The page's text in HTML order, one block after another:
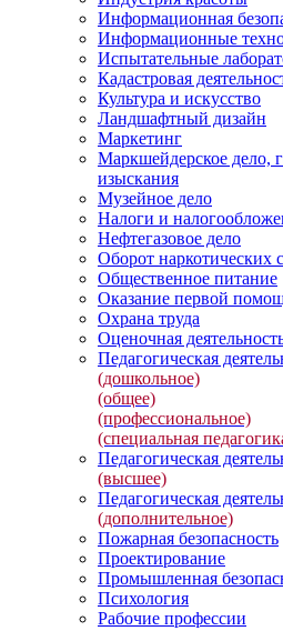
Информационная
Информационные
Испытательные
Кадастровая
Культура и искусство
Ландшафтный дизайн
Маркетинг
Маркшейдерское дело,
изыскания
Музейное дело
Налоги и
Нефтегазовое дело
Оборот наркотических
Общественное питание
Оказание первой
Охрана труда
Оценочная
Педагогическая
(дошкольное)
(общее)
(профессиональное)
(специальная
Педагогическая
(высшее)
Педагогическая
(дополнительное)
Пожарная безопасность
Проектирование
Промышленная
Психология
Рабочие профессии